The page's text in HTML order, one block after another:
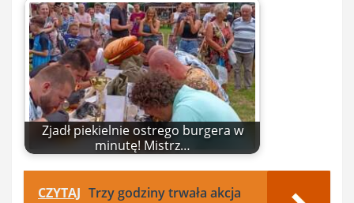
Zjadł piekielnie ostrego burgera w
minutę! Mistrz…
CZYTAJ Trzy godziny trwała akcja